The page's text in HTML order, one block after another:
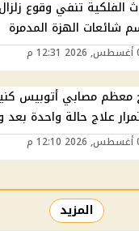
الفلكية تنفي وقوع
شائعات الهزة المدمرة
معظم مصابي أتوبيس
علاج حالة واحدة
المزيد